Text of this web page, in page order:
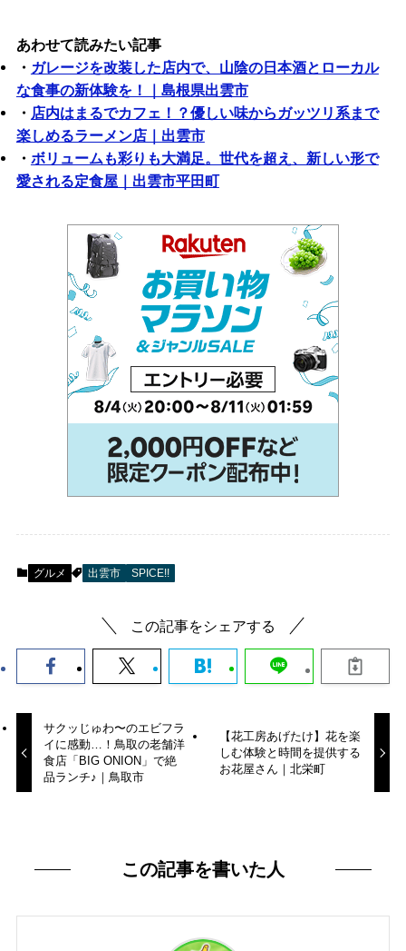
あわせて読みたい記事
・ ガレージを改装した店内で、山陰の日本酒とローカル
な食事の新体験を！｜島根県出雲市
・ 店内はまるでカフェ！？優しい味からガッツリ系まで
楽しめるラーメン店｜出雲市
・ ボリュームも彩りも大満足。世代を超え、新しい形で
愛される定食屋｜出雲市平田町
グルメ 出雲市 SPICE!!
この記事をシェアする
サクッじゅわ〜のエビフラ
イに感動…！鳥取の老舗洋
食店「BIG ONION」で絶
品ランチ♪｜鳥取市
【花工房あげたけ】花を楽
しむ体験と時間を提供する
お花屋さん｜北栄町
この記事を書いた人